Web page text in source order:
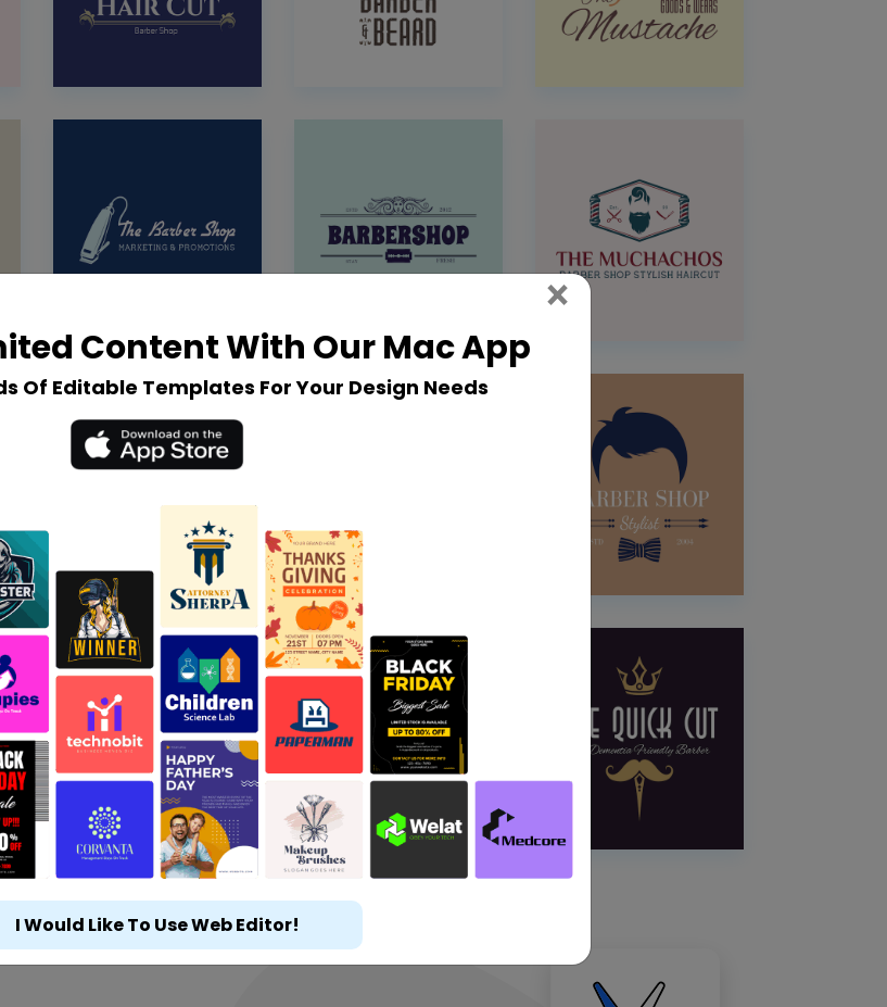
Content With Our Mac App
Of Editable Templates For Your Design Needs
× Close
I Would Like To Use Web Editor!